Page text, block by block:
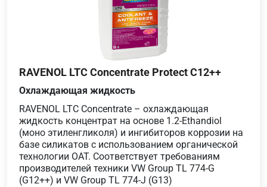
RAVENOL LTC Concentrate Protect C12++
Охлаждающая жидкость
RAVENOL LTC Concentrate – охлаждающая
жидкость концентрат на основе 1.2-Ethandiol
(моно этиленгликоля) и ингибиторов коррозии на
базе силикатов с использованием органической
технологии OAT. Соответствует требованиям
производителей техники VW Group TL 774-G
(G12++) и VW Group TL 774-J (G13)